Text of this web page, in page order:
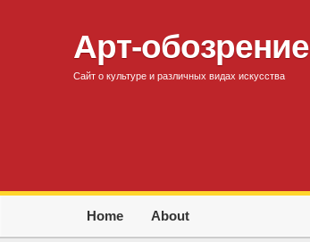
Арт-обозрение
Сайт о культуре и различных видах искусства
Home About